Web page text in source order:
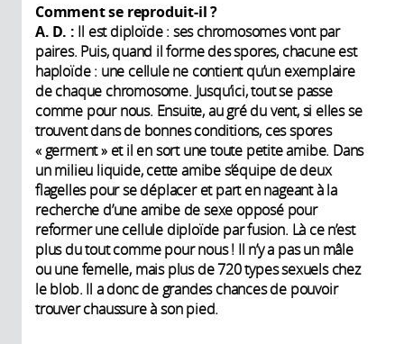
Comment se reproduit-il ?
A. D. : Il est diploïde : ses chromosomes vont par
paires. Puis, quand il forme des spores, chacune est
haploïde : une cellule ne contient qu’un exemplaire
de chaque chromosome. Jusqu’ici, tout se passe
comme pour nous. Ensuite, au gré du vent, si elles se
trouvent dans de bonnes conditions, ces spores
« germent » et il en sort une toute petite amibe. Dans
un milieu liquide, cette amibe s’équipe de deux
flagelles pour se déplacer et part en nageant à la
recherche d’une amibe de sexe opposé pour
reformer une cellule diploïde par fusion. Là ce n’est
plus du tout comme pour nous ! Il n’y a pas un mâle
ou une femelle, mais plus de 720 types sexuels chez
le blob. Il a donc de grandes chances de pouvoir
trouver chaussure à son pied.